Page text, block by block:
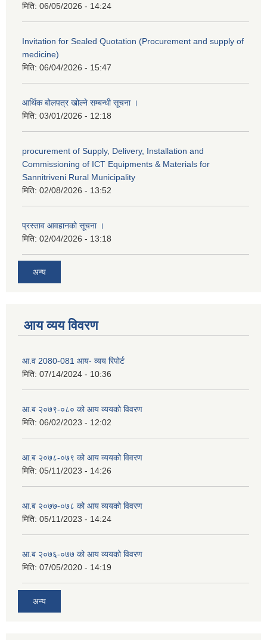
मिति: 06/05/2026 - 14:24
Invitation for Sealed Quotation (Procurement and supply of
medicine)
मिति: 06/04/2026 - 15:47
आर्थिक बोलपत्र खोल्ने सम्बन्धी सूचना ।
मिति: 03/01/2026 - 12:18
procurement of Supply, Delivery, Installation and
Commissioning of ICT Equipments & Materials for
Sannitriveni Rural Municipality
मिति: 02/08/2026 - 13:52
प्रस्ताव आवहानको सूचना ।
मिति: 02/04/2026 - 13:18
अन्य
आय व्यय विवरण
आ.व 2080-081 आय- व्यय रिपोर्ट
मिति: 07/14/2024 - 10:36
आ.ब २०७९-०८० को आय व्ययको विवरण
मिति: 06/02/2023 - 12:02
आ.ब २०७८-०७९ को आय व्ययको विवरण
मिति: 05/11/2023 - 14:26
आ.ब २०७७-०७८ को आय व्ययको विवरण
मिति: 05/11/2023 - 14:24
आ.ब २०७६-०७७ को आय व्ययको विवरण
मिति: 07/05/2020 - 14:19
अन्य